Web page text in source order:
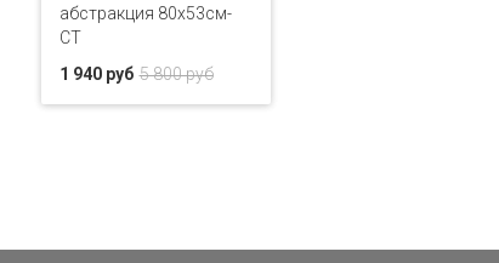
абстракция 80x53см-
CT
5 800 руб
1 940 руб